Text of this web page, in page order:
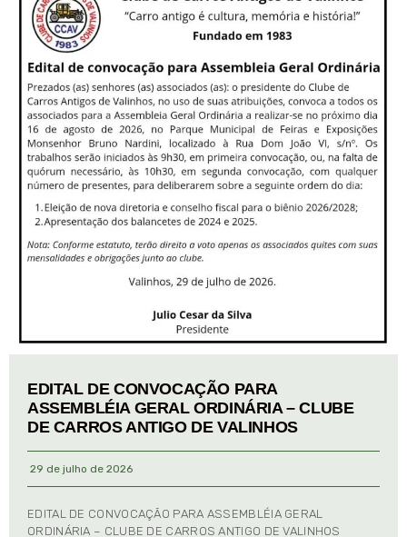
EDITAL DE CONVOCAÇÃO PARA
ASSEMBLÉIA GERAL ORDINÁRIA – CLUBE
DE CARROS ANTIGO DE VALINHOS
29 de julho de 2026
EDITAL DE CONVOCAÇÃO PARA ASSEMBLÉIA GERAL
ORDINÁRIA – CLUBE DE CARROS ANTIGO DE VALINHOS